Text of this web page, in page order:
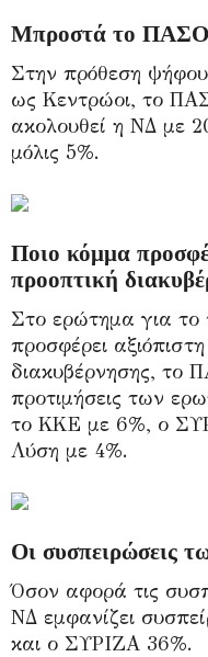
Μπροστά το
Στην πρόθεση
ως Κεντρώοι, το
ακολουθεί η ΝΔ με
μόλις 5%.
Ποιο κόμμα
προοπτική
Στο ερώτημα για το
προσφέρει
διακυβέρνησης, το
προτιμήσεις των
το ΚΚΕ με 6%, ο
Λύση με 4%.
Οι συσπειρώσεις
Όσον αφορά τις
ΝΔ εμφανίζει
και ο ΣΥΡΙΖΑ 36%.